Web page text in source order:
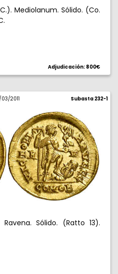
Mediolanum. Sólido. (Co.
Adjudicación: 800€
03/2011 Subasta 232-1
Sólido. (Ratto 13).